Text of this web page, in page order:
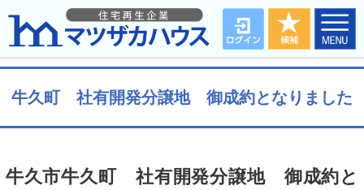
牛久町 社有開発分譲地 御成約となりました
牛久市牛久町 社有開発分譲地 御成約と